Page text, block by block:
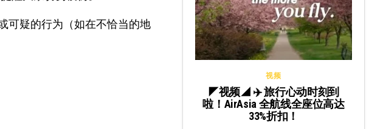
可疑的行为（如在不恰当的地
视频
◤视频◢ ✈️ 旅行心动时刻到
啦！AirAsia 全航线全座位高达
33%折扣！